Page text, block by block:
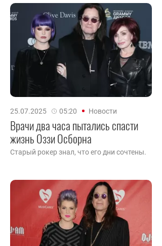
25.07.2025 05:20 Новости
Врачи два часа пытались спасти
жизнь Оззи Осборна
Старый рокер знал, что его дни сочтены.